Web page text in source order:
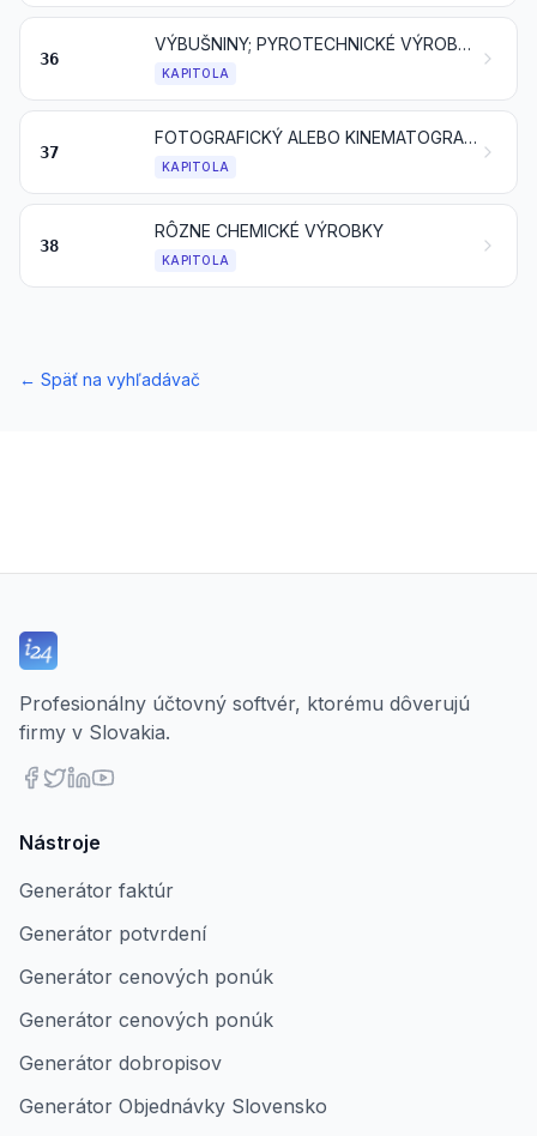
36
VÝBUŠNINY; PYROTECHNICKÉ VÝROBKY; ZÁPALKY; PYROFORICKÉ ZLIATINY; NIEKTORÉ HORĽAVÉ PRÍPRAVKY
KAPITOLA
37
FOTOGRAFICKÝ ALEBO KINEMATOGRAFICKÝ TOVAR
KAPITOLA
38
RÔZNE CHEMICKÉ VÝROBKY
KAPITOLA
← Späť na vyhľadávač
Profesionálny účtovný softvér, ktorému dôverujú
firmy v Slovakia.
Nástroje
Generátor faktúr
Generátor potvrdení
Generátor cenových ponúk
Generátor cenových ponúk
Generátor dobropisov
Generátor Objednávky Slovensko